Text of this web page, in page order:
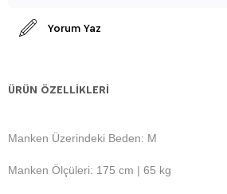
Yorum Yaz
ÜRÜN ÖZELLIKLERI
Manken Üzerindeki Beden: M
Manken Ölçüleri: 175 cm | 65 kg